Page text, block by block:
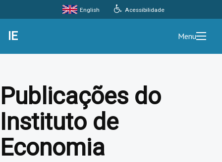
Acessibilidade
English
IE Menu
Publicações do
Instituto de
Economia